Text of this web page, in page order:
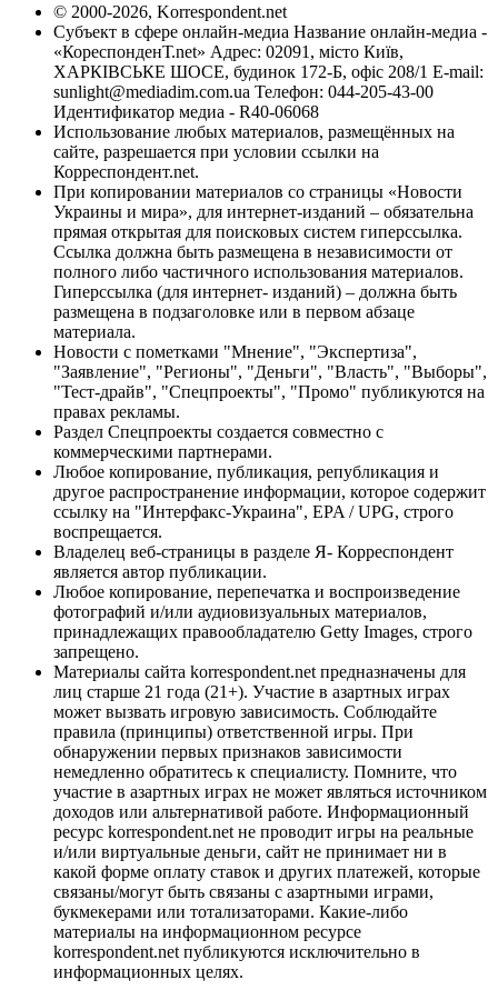
© 2000-2026, Korrespondent.net
Субъект в сфере онлайн-медиа Название онлайн-медиа -
«КореспонденТ.net» Адрес: 02091, місто Київ,
ХАРКІВСЬКЕ ШОСЕ, будинок 172-Б, офіс 208/1 E-mail:
sunlight@mediadim.com.ua Телефон: 044-205-43-00
Идентификатор медиа - R40-06068
Использование любых материалов, размещённых на
сайте, разрешается при условии ссылки на
Корреспондент.net.
При копировании материалов со страницы «Новости
Украины и мира», для интернет-изданий – обязательна
прямая открытая для поисковых систем гиперссылка.
Ссылка должна быть размещена в независимости от
полного либо частичного использования материалов.
Гиперссылка (для интернет- изданий) – должна быть
размещена в подзаголовке или в первом абзаце
материала.
Новости с пометками "Мнение", "Экспертиза",
"Заявление", "Регионы", "Деньги", "Власть", "Выборы",
"Тест-драйв", "Спецпроекты", "Промо" публикуются на
правах рекламы.
Раздел Спецпроекты создается совместно с
коммерческими партнерами.
Любое копирование, публикация, републикация и
другое распространение информации, которое содержит
ссылку на "Интерфакс-Украина", EPA / UPG, строго
воспрещается.
Владелец веб-страницы в разделе Я- Корреспондент
является автор публикации.
Любое копирование, перепечатка и воспроизведение
фотографий и/или аудиовизуальных материалов,
принадлежащих правообладателю Getty Images, строго
запрещено.
Материалы сайта korrespondent.net предназначены для
лиц старше 21 года (21+). Участие в азартных играх
может вызвать игровую зависимость. Соблюдайте
правила (принципы) ответственной игры. При
обнаружении первых признаков зависимости
немедленно обратитесь к специалисту. Помните, что
участие в азартных играх не может являться источником
доходов или альтернативой работе. Информационный
ресурс korrespondent.net не проводит игры на реальные
и/или виртуальные деньги, сайт не принимает ни в
какой форме оплату ставок и других платежей, которые
связаны/могут быть связаны с азартными играми,
букмекерами или тотализаторами. Какие-либо
материалы на информационном ресурсе
korrespondent.net публикуются исключительно в
информационных целях.